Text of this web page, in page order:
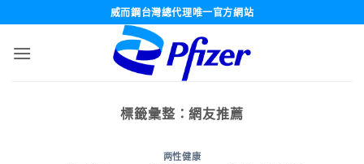
威而鋼台灣總代理唯一官方網站
標籤彙整：網友推薦
两性健康